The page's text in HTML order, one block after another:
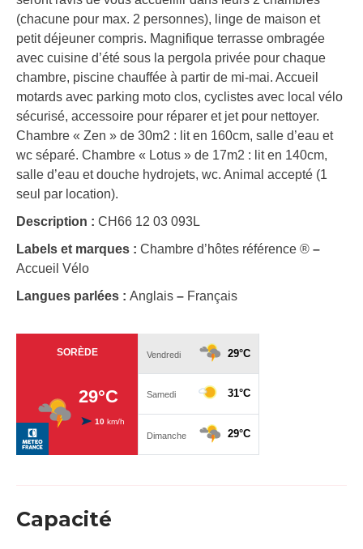
(chacune pour max. 2 personnes), linge de maison et
petit déjeuner compris. Magnifique terrasse ombragée
avec cuisine d’été sous la pergola privée pour chaque
chambre, piscine chauffée à partir de mi-mai. Accueil
motards avec parking moto clos, cyclistes avec local vélo
sécurisé, accessoire pour réparer et jet pour nettoyer.
Chambre « Zen » de 30m2 : lit en 160cm, salle d’eau et
wc séparé. Chambre « Lotus » de 17m2 : lit en 140cm,
salle d’eau et douche hydrojets, wc. Animal accepté (1
seul par location).
Description : CH66 12 03 093L
Labels et marques : Chambre d’hôtes référence ® –
Accueil Vélo
Langues parlées : Anglais – Français
Capacité